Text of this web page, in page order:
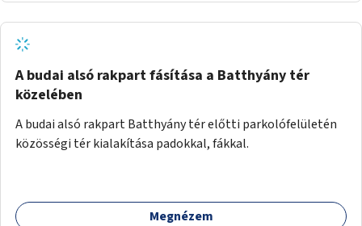
A budai alsó rakpart fásítása a Batthyány tér
közelében
A budai alsó rakpart Batthyány tér előtti parkolófelületén
közösségi tér kialakítása padokkal, fákkal.
Megnézem